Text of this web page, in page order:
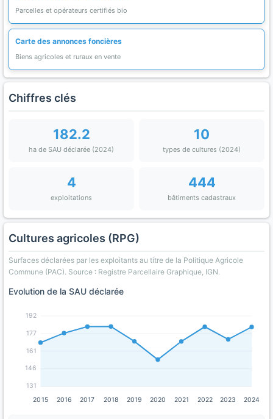
Parcelles et opérateurs certifiés bio
Carte des annonces foncières
Biens agricoles et ruraux en vente
Chiffres clés
182.2
ha de SAU déclarée (2024)
10
types de cultures (2024)
4
exploitations
444
bâtiments cadastraux
Cultures agricoles (RPG)
Surfaces déclarées par les exploitants au titre de la Politique Agricole
Commune (PAC). Source : Registre Parcellaire Graphique, IGN.
Evolution de la SAU déclarée
131
146
161
177
192
2015 2016 2017 2018 2019 2020 2021 2022 2023 2024